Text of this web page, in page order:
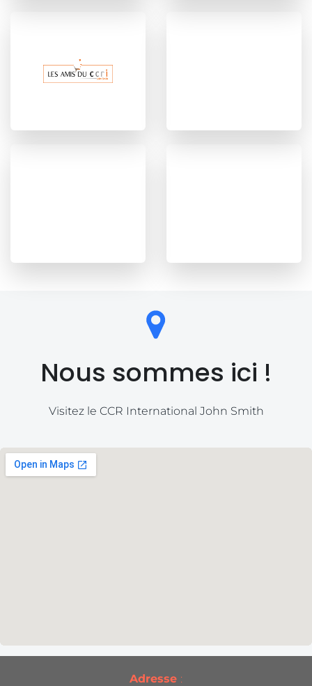
Nous sommes ici !
Visitez le CCR International John Smith
Adresse :